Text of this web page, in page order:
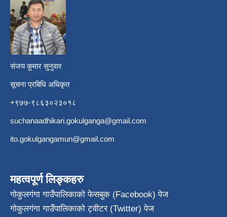
संजय कुमार सुनुवार
सूचना प्रबिधि अधिकृत
+९७७-९८६३०२३०१८
suchanaadhikari.gokulganga@gmail.com
ito.gokulgangamun@gmail.com
महत्वपूर्ण लिङ्कहरु
गोकुलगंगा गाउँपालिकाको फेसबुक (Facebook) पेज
गोकुलगंगा गाउँपालिकाको ट्वीटर (Twitter) पेज